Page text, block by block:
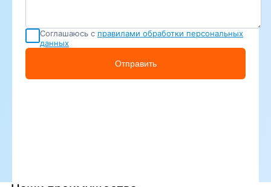
Соглашаюсь с правилами обработки персональных
данных
Отправить